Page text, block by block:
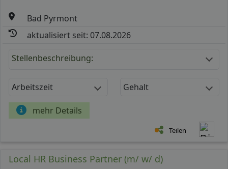
Bad Pyrmont
aktualisiert seit: 07.08.2026
Stellenbeschreibung:
Arbeitszeit Gehalt
mehr Details
Teilen
Local HR Business Partner (m/ w/ d)